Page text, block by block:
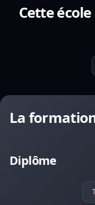
Cette
La
Diplôme